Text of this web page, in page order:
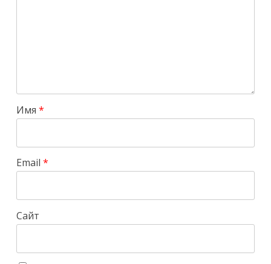
Имя*
Email*
Сайт